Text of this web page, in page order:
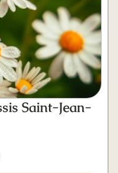
Saint-Jean-